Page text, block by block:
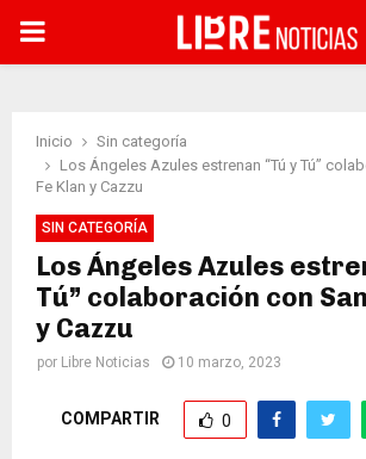
PRIMARY
Inicio
Sin categoría
Los Ángeles Azules estrenan “Tú y Tú”
Fe Klan y Cazzu
SIN CATEGORÍA
Los Ángeles Azules
Tú” colaboración con
y Cazzu
por Libre Noticias 10 marzo, 2023
COMPARTIR 0